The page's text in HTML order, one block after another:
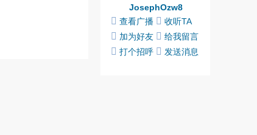
JosephOzw8
查看广播
收听TA
加为好友
给我留言
打个招呼
发送消息